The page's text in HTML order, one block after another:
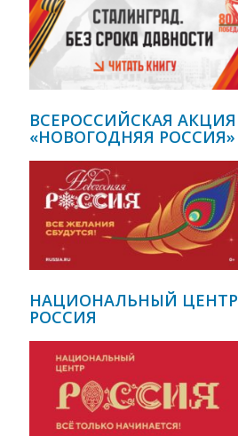
ВСЕРОССИЙСКАЯ АКЦИЯ
«НОВОГОДНЯЯ РОССИЯ»
НАЦИОНАЛЬНЫЙ ЦЕНТР
РОССИЯ